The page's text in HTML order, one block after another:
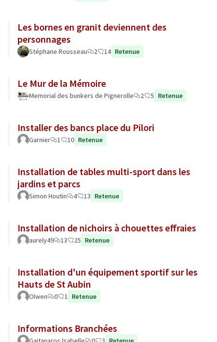
Les bornes en granit deviennent des
personnages
Stéphane Rousseau 2 14 Retenue
Le Mur de la Mémoire
Memorial des bunkers de Pignerolle 2 5 Retenue
Installer des bancs place du Pilori
Garnier 1 10 Retenue
Installation de tables multi-sport dans les
jardins et parcs
Simon Houtin 4 13 Retenue
Installation de nichoirs à chouettes effraies
aurely49 13 25 Retenue
Installation d'un équipement sportif sur les
Hauts de St Aubin
Olwen 0 1 Retenue
Informations Branchées